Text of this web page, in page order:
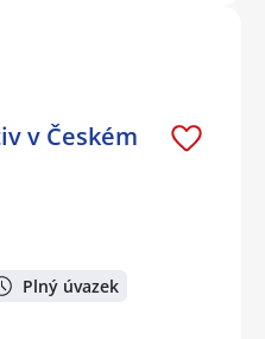
v Českém
Plný úvazek